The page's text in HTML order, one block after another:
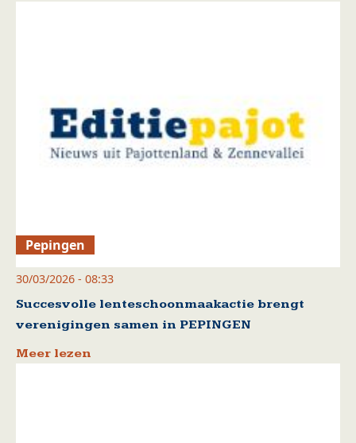
Pepingen
30/03/2026 - 08:33
Succesvolle lenteschoonmaakactie brengt
verenigingen samen in PEPINGEN
Meer lezen